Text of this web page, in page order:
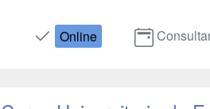
Online